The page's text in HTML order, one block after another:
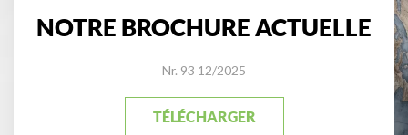
NOTRE BROCHURE ACTUELLE
Nr. 93 12/2025
TÉLÉCHARGER